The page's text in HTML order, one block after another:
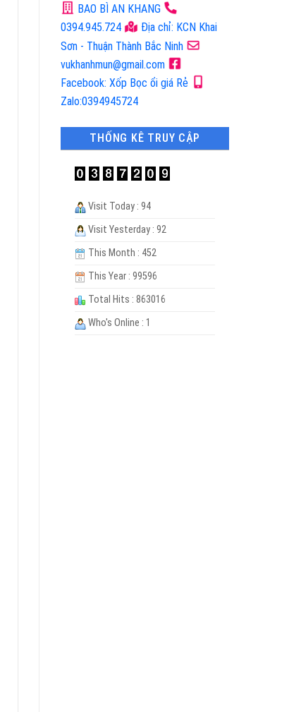
BAO BÌ AN KHANG
0394.945.724
Địa chỉ: KCN Khai
Sơn - Thuận Thành Bắc Ninh
vukhanhmun@gmail.com
Facebook: Xốp Bọc ổi giá Rẻ
Zalo:0394945724
THỐNG KÊ TRUY CẬP
Visit Today : 94
Visit Yesterday : 92
This Month : 452
This Year : 99596
Total Hits : 863016
Who's Online : 1